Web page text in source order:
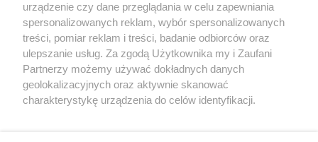
Forum Muratora
urządzenie czy dane przeglądania w celu zapewniania
spersonalizowanych reklam, wybór spersonalizowanych
treści, pomiar reklam i treści, badanie odbiorców oraz
ulepszanie usług. Za zgodą Użytkownika my i Zaufani
Partnerzy możemy używać dokładnych danych
geolokalizacyjnych oraz aktywnie skanować
charakterystykę urządzenia do celów identyfikacji.